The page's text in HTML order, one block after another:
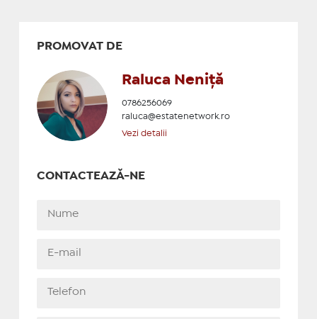
PROMOVAT DE
Raluca Neniță
0786256069
raluca@estatenetwork.ro
Vezi detalii
CONTACTEAZĂ-NE